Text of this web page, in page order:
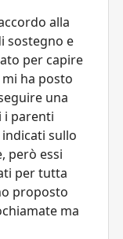
alla
sostegno e
per capire
ha posto
una
i parenti
sullo
però essi
per tutta
proposto
ma